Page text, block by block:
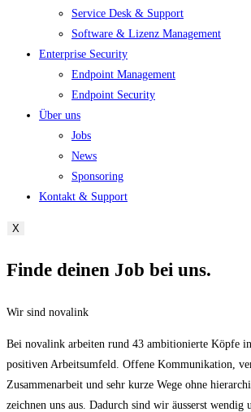
Service Desk & Support
Software & Lizenz Management
Enterprise Security
Endpoint Management
Endpoint Security
Über uns
Jobs
News
Sponsoring
Kontakt & Support
X
Finde deinen Job bei uns.
Wir sind novalink
Bei novalink arbeiten rund 43 ambitionierte Köpfe
positiven Arbeitsumfeld. Offene Kommunikation,
Zusammenarbeit und sehr kurze Wege ohne
zeichnen uns aus. Dadurch sind wir äusserst wendig